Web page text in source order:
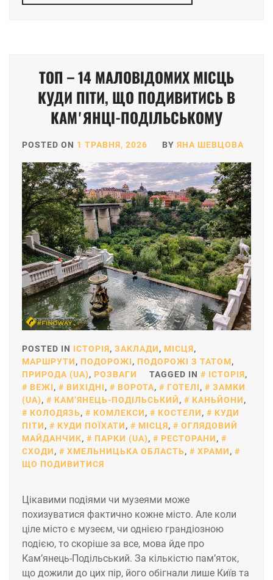
ТОП – 14 МАЛОВІДОМИХ МІСЦЬ
КУДИ ПІТИ, ЩО ПОДИВИТИСЬ В
КАМʼЯНЦІ-ПОДІЛЬСЬКОМУ
POSTED ON 1 ТРАВНЯ, 2026 BY ЯНА ШЕВЦОВА
POSTED IN ІСТОРІЯ, ЗАКЛАДИ, МІСЦЯ,
МАРШРУТИ, ПОДОРОЖІ, ПОДОРОЖІ З ТАТОМ,
ПРИРОДА (UA), РОЗВАГИ TAGGED IN ІСТОРІЯ,
ВЕЖІ, ВИХІДНІ, ВОРОТА, ГОТЕЛІ,
ЗАМКИ
(UA), КАМ’ЯНЕЦЬ-ПОДІЛЬСЬКИЙ, КАНЬЙОНИ,
КОЛОДЯЗЬ, КОМЛЕКСИ, КОСТЕЛИ,
КУДИ
ПІТИ, КУДИ ПОЇХАТИ, МІСЦЯ,
ОГЛЯДОВИЙ
МАЙДАНЧИК, ПАРКИ (UA), РЕСТОРАНИ,
СХОДИ, ХМЕЛЬНИЦЬКА ОБЛАСТЬ, ХРАМИ,
ЩО ПОДИВИТИСЯ
Цікавими подіями чи музеями може
похизуватися фактично кожне місто. Але коли
ціле місто є музеєм, чи однією грандіозною
подією, то скоріше за все, мова йде про
Кам’янець-Подільський. За кількістю пам’яток,
що дожили до цих пір, його обігнали лише Київ та